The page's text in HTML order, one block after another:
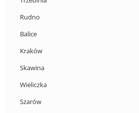
Rudno
Balice
Kraków
Skawina
Wieliczka
Szarów